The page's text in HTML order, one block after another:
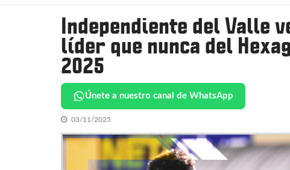
Independiente del Valle
líder que nunca del
2025
Únete a nuestro canal de WhatsApp
03/11/2025